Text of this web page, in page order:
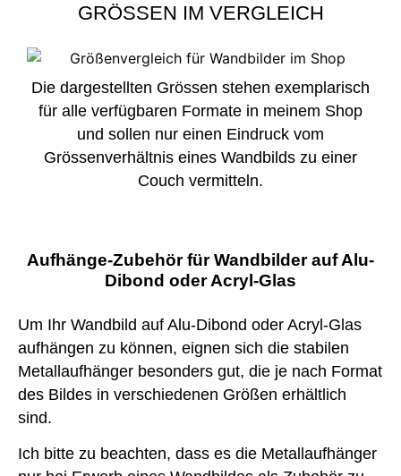
GRÖSSEN IM VERGLEICH
Die dargestellten Grössen stehen exemplarisch
für alle verfügbaren Formate in meinem Shop
und sollen nur einen Eindruck vom
Grössenverhältnis eines Wandbilds zu einer
Couch vermitteln.
Aufhänge-Zubehör für Wandbilder auf Alu-
Dibond oder Acryl-Glas
Um Ihr Wandbild auf Alu-Dibond oder Acryl-Glas
aufhängen zu können, eignen sich die stabilen
Metallaufhänger besonders gut, die je nach Format
des Bildes in verschiedenen Größen erhältlich
sind.
Ich bitte zu beachten, dass es die Metallaufhänger